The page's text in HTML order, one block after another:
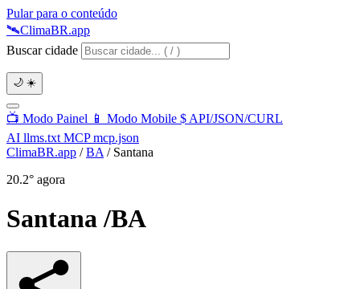
Pular para o conteúdo
🛰️ClimaBR.app
Buscar cidade
🌙 ☀️
📺 Modo Painel 📱 Modo Mobile $ API/JSON/CURL
AI llms.txt MCPmcp.json
ClimaBR.app / BA / Santana
20.2° agora
Santana/BA